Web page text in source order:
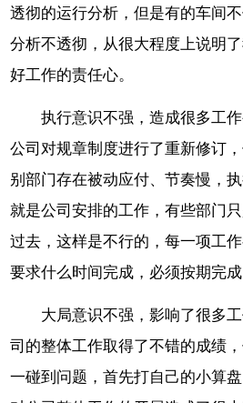
透彻的运行分析，但是有的车间
分析不透彻，从很大程度上说明
好工作的责任心。
执行意识不强，造成很多工
公司对规章制度进行了重新修订
别部门存在被动应付、节奏慢，
就是公司安排的工作，有些部门
过去，这样是不行的，每一项工
要求什么时间完成，必须按期完成
大局意识不强，影响了很多
司的整体工作取得了不错的成绩
一碰到问题，首先打自己的小算